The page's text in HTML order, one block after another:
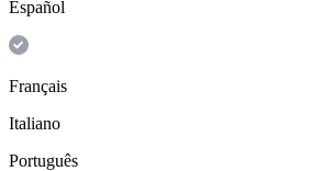
Español
Français
Italiano
Português